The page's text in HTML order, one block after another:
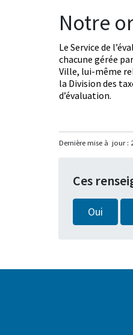
Notre
Le Service de
chacune gérée
Ville, lui-même
la Division des
d’évaluation.
Dernière mise à jour :
Ces
Oui